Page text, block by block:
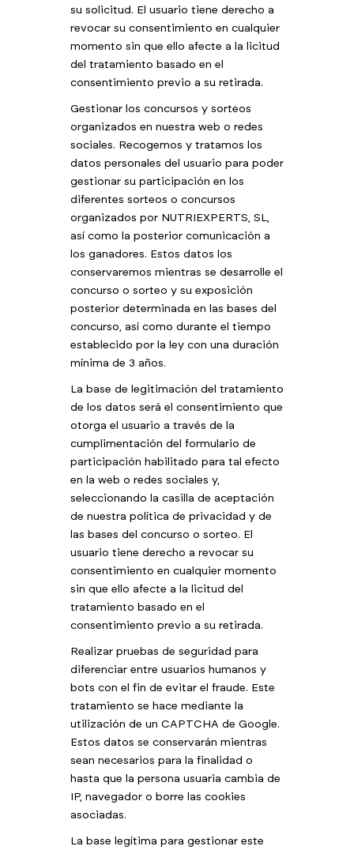
su solicitud. El usuario tiene derecho a
revocar su consentimiento en cualquier
momento sin que ello afecte a la licitud
del tratamiento basado en el
consentimiento previo a su retirada.
Gestionar los concursos y sorteos
organizados en nuestra web o redes
sociales. Recogemos y tratamos los
datos personales del usuario para poder
gestionar su participación en los
diferentes sorteos o concursos
organizados por NUTRIEXPERTS, SL,
así como la posterior comunicación a
los ganadores. Estos datos los
conservaremos mientras se desarrolle el
concurso o sorteo y su exposición
posterior determinada en las bases del
concurso, así como durante el tiempo
establecido por la ley con una duración
mínima de 3 años.
La base de legitimación del tratamiento
de los datos será el consentimiento que
otorga el usuario a través de la
cumplimentación del formulario de
participación habilitado para tal efecto
en la web o redes sociales y,
seleccionando la casilla de aceptación
de nuestra política de privacidad y de
las bases del concurso o sorteo. El
usuario tiene derecho a revocar su
consentimiento en cualquier momento
sin que ello afecte a la licitud del
tratamiento basado en el
consentimiento previo a su retirada.
Realizar pruebas de seguridad para
diferenciar entre usuarios humanos y
bots con el fin de evitar el fraude. Este
tratamiento se hace mediante la
utilización de un CAPTCHA de Google.
Estos datos se conservarán mientras
sean necesarios para la finalidad o
hasta que la persona usuaria cambia de
IP, navegador o borre las cookies
asociadas.
La base legítima para gestionar este